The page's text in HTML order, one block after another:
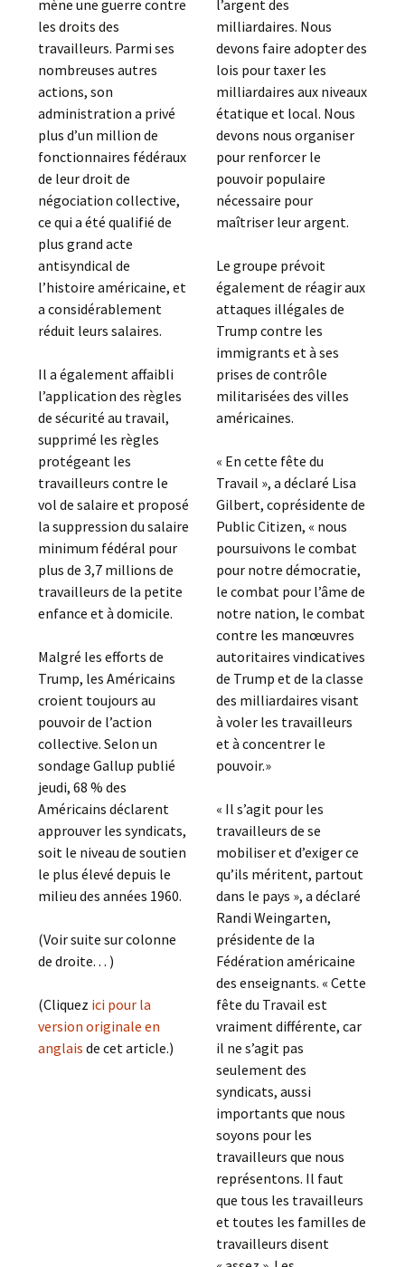
mène une guerre contre
les droits des
travailleurs. Parmi ses
nombreuses autres
actions, son
administration a privé
plus d’un million de
fonctionnaires fédéraux
de leur droit de
négociation collective,
ce qui a été qualifié de
plus grand acte
antisyndical de
l’histoire américaine, et
a considérablement
réduit leurs salaires.
Il a également affaibli
l’application des règles
de sécurité au travail,
supprimé les règles
protégeant les
travailleurs contre le
vol de salaire et proposé
la suppression du salaire
minimum fédéral pour
plus de 3,7 millions de
travailleurs de la petite
enfance et à domicile.
Malgré les efforts de
Trump, les Américains
croient toujours au
pouvoir de l’action
collective. Selon un
sondage Gallup publié
jeudi, 68 % des
Américains déclarent
approuver les syndicats,
soit le niveau de soutien
le plus élevé depuis le
milieu des années 1960.
(Voir suite sur colonne
de droite. . . )
(Cliquez ici pour la
version originale en
anglais de cet article.)
l’argent des
milliardaires. Nous
devons faire adopter des
lois pour taxer les
milliardaires aux niveaux
étatique et local. Nous
devons nous organiser
pour renforcer le
pouvoir populaire
nécessaire pour
maîtriser leur argent.
Le groupe prévoit
également de réagir aux
attaques illégales de
Trump contre les
immigrants et à ses
prises de contrôle
militarisées des villes
américaines.
« En cette fête du
Travail », a déclaré Lisa
Gilbert, coprésidente de
Public Citizen, « nous
poursuivons le combat
pour notre démocratie,
le combat pour l’âme de
notre nation, le combat
contre les manœuvres
autoritaires vindicatives
de Trump et de la classe
des milliardaires visant
à voler les travailleurs
et à concentrer le
pouvoir.»
« Il s’agit pour les
travailleurs de se
mobiliser et d’exiger ce
qu’ils méritent, partout
dans le pays », a déclaré
Randi Weingarten,
présidente de la
Fédération américaine
des enseignants. « Cette
fête du Travail est
vraiment différente, car
il ne s’agit pas
seulement des
syndicats, aussi
importants que nous
soyons pour les
travailleurs que nous
représentons. Il faut
que tous les travailleurs
et toutes les familles de
travailleurs disent